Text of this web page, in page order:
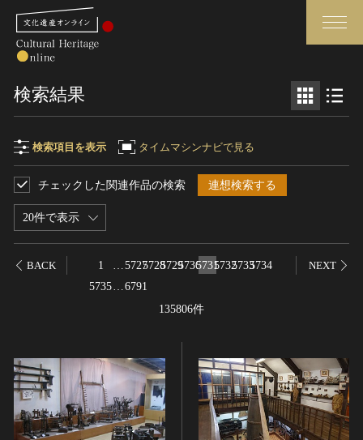
さらに詳細検索
トップ
作品一覧
世界遺産
無形文化遺産
媒体資料・関連記事等
博物館、美術館の皆さまへ
ヘルプ
このサイトについて
関連サイトリンク
検索結果
検索項目を表示 タイムマシンナビで見る
20件で表示
チェックした関連作品の検索 連想検索する
BACK
135806件
1 57275728572957305731573257335734
5735
6791
NEXT
検索項目
フリーワード
制作者名
時代